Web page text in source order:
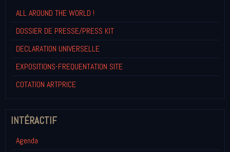
ALL AROUND THE WORLD !
DOSSIER DE PRESSE/PRESS KIT
DECLARATION UNIVERSELLE
EXPOSITIONS-FREQUENTATION SITE
COTATION ARTPRICE
INTÉRACTIF
Agenda